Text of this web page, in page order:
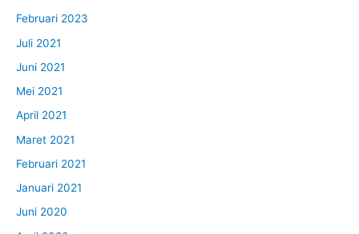
Februari 2023
Juli 2021
Juni 2021
Mei 2021
April 2021
Maret 2021
Februari 2021
Januari 2021
Juni 2020